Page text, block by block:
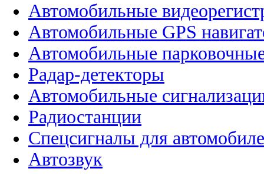
Автомобильные
Автомобильные GPS
Автомобильные
Радар-детекторы
Автомобильные
Радиостанции
Спецсигналы для
Автозвук